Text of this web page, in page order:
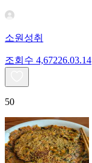
소원성취
조회수 4,67226.03.14
50